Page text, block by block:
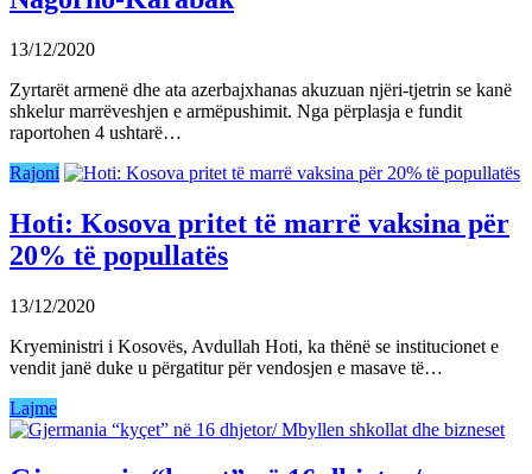
13/12/2020
Zyrtarët armenë dhe ata azerbajxhanas akuzuan njëri-tjetrin se kanë
shkelur marrëveshjen e armëpushimit. Nga përplasja e fundit
raportohen 4 ushtarë…
Rajoni
Hoti: Kosova pritet të marrë vaksina për
20% të popullatës
13/12/2020
Kryeministri i Kosovës, Avdullah Hoti, ka thënë se institucionet e
vendit janë duke u përgatitur për vendosjen e masave të…
Lajme